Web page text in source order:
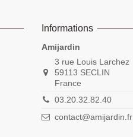
Informations
Amijardin
3 rue Louis Larchez
59113 SECLIN
France
03.20.32.82.40
contact@amijardin.fr